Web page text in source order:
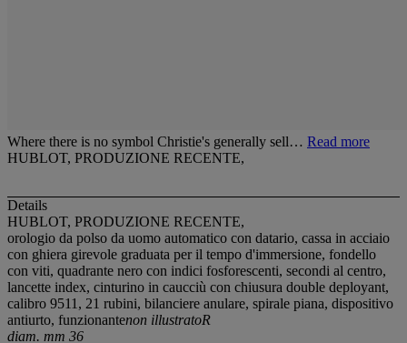
Where there is no symbol Christie's generally sell… Read more
HUBLOT, PRODUZIONE RECENTE,
Details
HUBLOT, PRODUZIONE RECENTE,
orologio da polso da uomo automatico con datario, cassa in acciaio
con ghiera girevole graduata per il tempo d'immersione, fondello
con viti, quadrante nero con indici fosforescenti, secondi al centro,
lancette index, cinturino in caucciù con chiusura double deployant,
calibro 9511, 21 rubini, bilanciere anulare, spirale piana, dispositivo
antiurto, funzionantenon illustratoR
diam. mm 36